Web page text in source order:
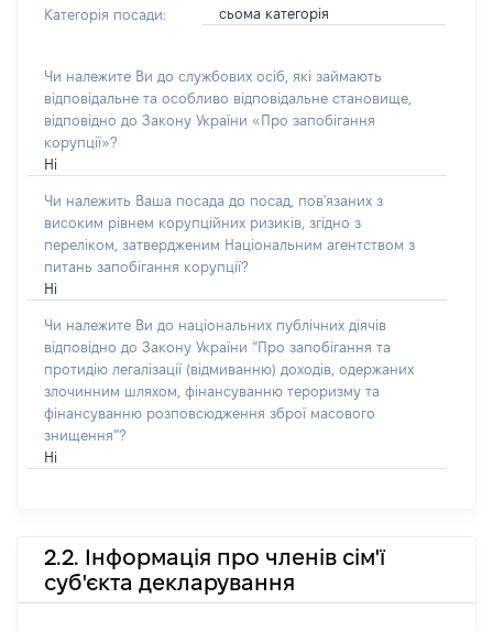
Категорія посади: сьома категорія
Чи належите Ви до службових осіб, які займають
відповідальне та особливо відповідальне становище,
відповідно до Закону України «Про запобігання
корупції»?
Ні
Чи належить Ваша посада до посад, пов'язаних з
високим рівнем корупційних ризиків, згідно з
переліком, затвердженим Національним агентством з
питань запобігання корупції?
Ні
Чи належите Ви до національних публічних діячів
відповідно до Закону України “Про запобігання та
протидію легалізації (відмиванню) доходів, одержаних
злочинним шляхом, фінансуванню тероризму та
фінансуванню розповсюдження зброї масового
знищення”?
Ні
2.2. Інформація про членів сім'ї
суб'єкта декларування